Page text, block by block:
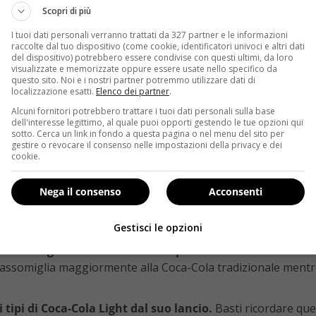
maggiore’ perché permette di contenere le calorie
sapore non è esattamente lo stesso, eppure rappresenta
più bevute al mondo, esistono ancora alcune
dallo zucchero agli acidi contenuti, dalla caffeina
a far perennemente parlare di sé per un’infinità
un’ampia gamma di discussioni:
fosforico contenuto nella Coca-Cola Light attacchi lo
inducendolo a pensare di aver già elaborato gli zuccheri
dolcificate artificialmente ha il doppio delle
Zero riguarda solamente il sapore. Mentre entrambe
maggiormente alla Coca-Cola tradizionale
di Coca-Cola Light dal suo lancio. Basti ricordare
Scopri di più
I tuoi dati personali verranno trattati da 327 partner e le informazioni
raccolte dal tuo dispositivo (come cookie, identificatori univoci e altri dati
del dispositivo) potrebbero essere condivise con questi ultimi, da loro
visualizzate e memorizzate oppure essere usate nello specifico da
questo sito. Noi e i nostri partner potremmo utilizzare dati di
localizzazione esatti. Elenco dei partner.
Alcuni fornitori potrebbero trattare i tuoi dati personali sulla base
dell'interesse legittimo, al quale puoi opporti gestendo le tue opzioni qui
sotto. Cerca un link in fondo a questa pagina o nel menu del sito per
gestire o revocare il consenso nelle impostazioni della privacy e dei
cookie.
Acconsenti
Nega il consenso
Gestisci le opzioni